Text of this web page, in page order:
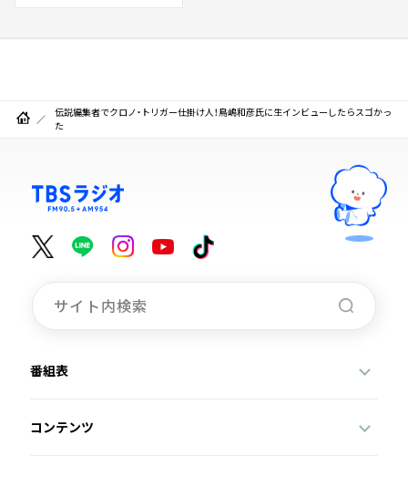
伝説編集者でクロノ・トリガー仕掛け人！鳥嶋和彦氏に生インビューしたらスゴかっ
た
番組表
コンテンツ